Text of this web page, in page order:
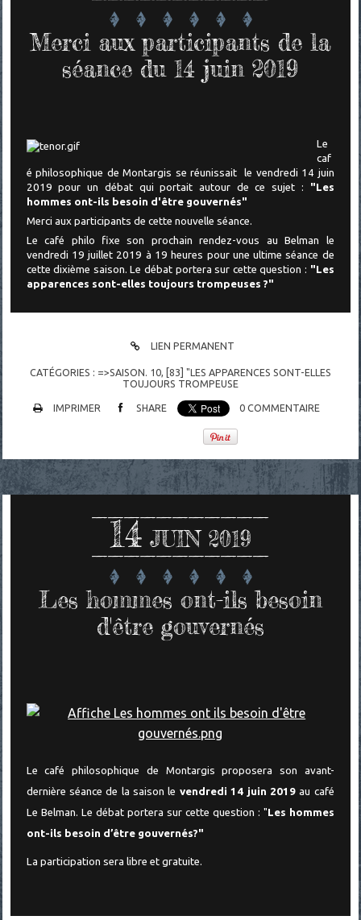
Merci aux participants de la
séance du 14 juin 2019
Le
caf
é philosophique de Montargis se réunissait le vendredi 14 juin
2019 pour un débat qui portait autour de ce sujet : "Les
hommes ont-ils besoin d'être gouvernés"
Merci aux participants de cette nouvelle séance.
Le café philo fixe son prochain rendez-vous au Belman le
vendredi 19 juillet 2019 à 19 heures pour une ultime séance de
cette dixième saison.Le débat portera sur cette question : "Les
apparences sont-elles toujours trompeuses ?"
LIEN PERMANENT
CATÉGORIES : =>SAISON. 10, [83] "LES APPARENCES SONT-ELLES
TOUJOURS TROMPEUSE
IMPRIMER SHARE 0 COMMENTAIRE
14 JUIN 2019
Les hommes ont-ils besoin
d'être gouvernés
Le café philosophique de Montargis proposera son avant-
dernière séance de la saison le vendredi 14 juin 2019au café
Le Belman. Le débat portera sur cette question : "Les hommes
ont-ils besoin d’être gouvernés?"
La participation sera libre et gratuite.